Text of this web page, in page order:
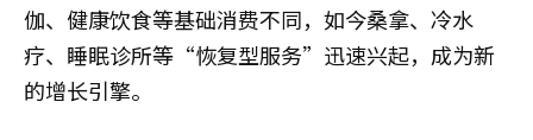
伽、健康饮食等基础消费不同，如今桑拿、冷水
疗、睡眠诊所等“恢复型服务”迅速兴起，成为新
的增长引擎。